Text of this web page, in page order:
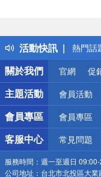
活動快訊
得獎公
熱門話
銀行優
偏遠地
詐騙網
關於我們
官網 促
主題活動 會員活動
會員專區 會員專區
客服中心 常見問題
服務時間： 週一至週日
公司地址： 台北市北投區大